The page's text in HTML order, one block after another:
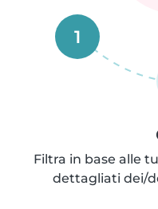
1
Filtra in base alle
dettagliati dei/